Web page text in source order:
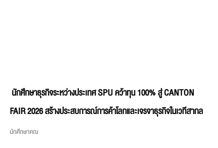
นักศึกษาธุรกิจระหว่างประเทศ SPU คว้าทุน 100% สู่ CANTON
FAIR 2026 สร้างประสบการณ์การค้าโลกและเจรจาธุรกิจในเวทีสากล
นักศึกษาคณ